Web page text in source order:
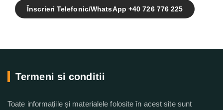
Înscrieri Telefonic/WhatsApp +40 726 776 225
Termeni si conditii
Toate informațiile și materialele folosite în acest site sunt